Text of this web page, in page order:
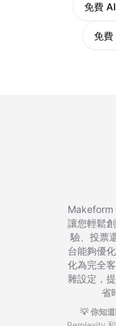
免費
免費
Makeform
讓您輕鬆
驗、投票
台能夠優
化為完全
雜設定，
省
💡 你知道